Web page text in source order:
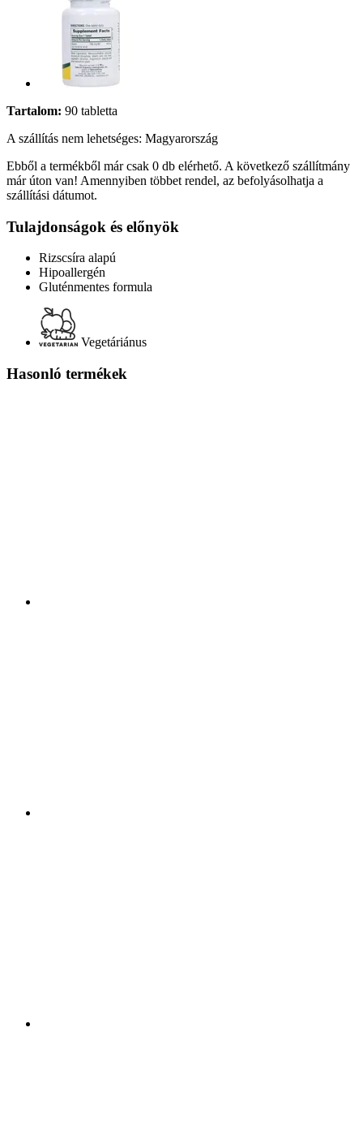
Tartalom: 90 tabletta
A szállítás nem lehetséges: Magyarország
Ebből a termékből már csak 0 db elérhető. A következő szállítmány
már úton van! Amennyiben többet rendel, az befolyásolhatja a
szállítási dátumot.
Tulajdonságok és előnyök
Rizscsíra alapú
Hipoallergén
Gluténmentes formula
Vegetáriánus
Hasonló termékek